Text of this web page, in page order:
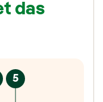
das
5